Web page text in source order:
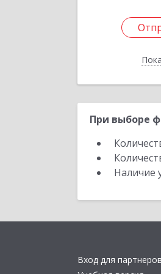
При выборе
Наличие
Вход для